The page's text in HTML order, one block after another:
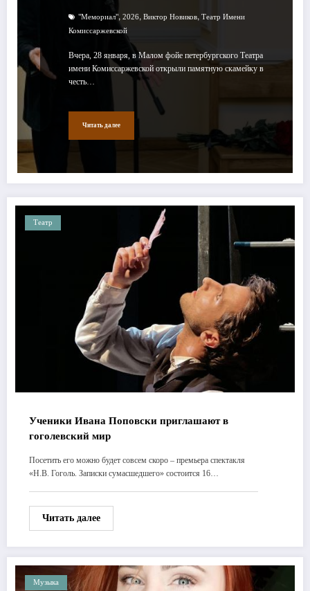
"Мемориал", 2026, Виктор Новиков, Театр Имени
Комиссаржевской
Вчера, 28 января, в Малом фойе петербургского Театра
имени Комиссаржевской открыли памятную скамейку в
честь…
Читать далее
Театр
Ученики Ивана Поповски приглашают в
гоголевский мир
Посетить его можно будет совсем скоро – премьера спектакля
«Н.В. Гоголь. Записки сумасшедшего» состоится 16…
Читать далее
Музыка